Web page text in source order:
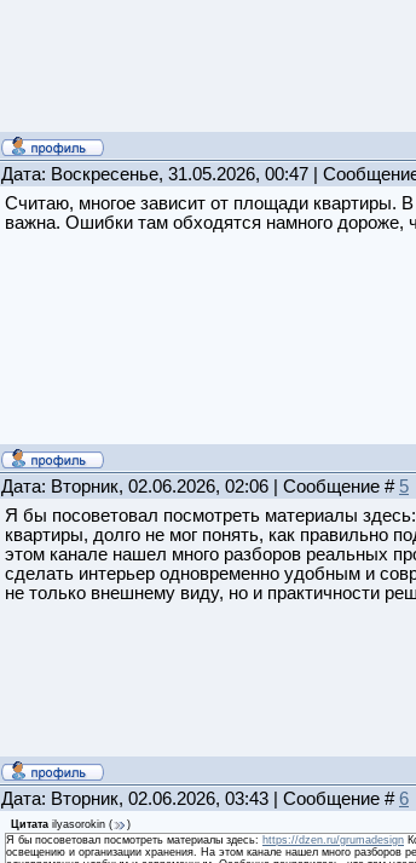
Дата: Воскресенье, 31.05.2026, 00:47 |
Считаю, многое зависит от площади квартиры.
важна. Ошибки там обходятся намного дороже,
Дата: Вторник, 02.06.2026, 02:06 | Сообщение # 5
Я бы посоветовал посмотреть материалы здесь:
квартиры, долго не мог понять, как правильно
этом канале нашел много разборов реальных
сделать интерьер одновременно удобным и
не только внешнему виду, но и практичности
Дата: Вторник, 02.06.2026, 03:43 | Сообщение #6
Цитата ilyasorokin (
)
Я бы посоветовал посмотреть материалы здесь: https://dzen.ru/grumadesign
освещению и организации хранения. На этом канале нашел много разборов